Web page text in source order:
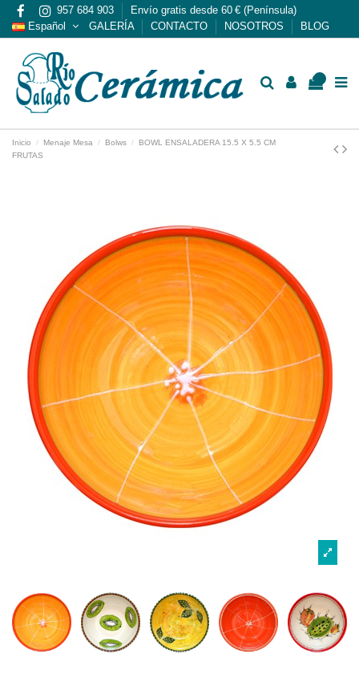
957 684 903
Envío gratis desde 60 € (Península)
Español
GALERÍA CONTACTO NOSOTROS BLOG
Inicio Menaje Mesa Bolws
BOWL ENSALADERA 15.5 X 5.5 CM
FRUTAS